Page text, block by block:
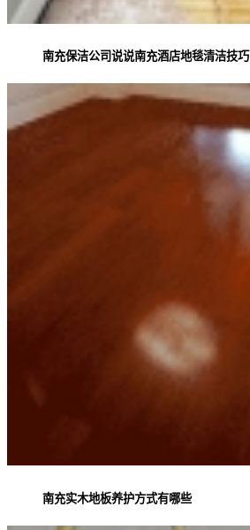
南充保洁公司说说南充酒店地毯清洁技巧
南充实木地板养护方式有哪些